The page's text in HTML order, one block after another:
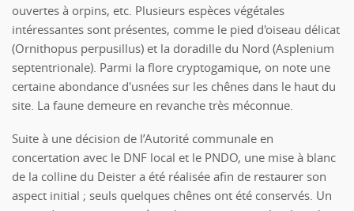
ouvertes à orpins, etc. Plusieurs espèces végétales
intéressantes sont présentes, comme le pied d'oiseau délicat
(Ornithopus perpusillus) et la doradille du Nord (Asplenium
septentrionale). Parmi la flore cryptogamique, on note une
certaine abondance d'usnées sur les chênes dans le haut du
site. La faune demeure en revanche très méconnue.
Suite à une décision de l’Autorité communale en
concertation avec le DNF local et le PNDO, une mise à blanc
de la colline du Deister a été réalisée afin de restaurer son
aspect initial ; seuls quelques chênes ont été conservés. Un